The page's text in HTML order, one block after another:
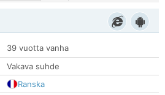
39 vuotta vanha
Vakava suhde
Ranska